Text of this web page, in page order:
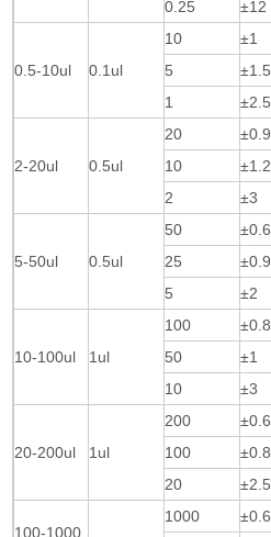
0.25
±12
0.5-10ul 0.1ul
10 ±1
5 ±1.5
1
±2.5
2-20ul 0.5ul
20 ±0.9
10 ±1.2
2
±3
5-50ul 0.5ul
50 ±0.6
25 ±0.9
5
±2
10-100ul 1ul
100 ±0.8
50 ±1
10
±3
20-200ul 1ul
200 ±0.6
100 ±0.8
20
±2.5
100-1000
1000 ±0.6